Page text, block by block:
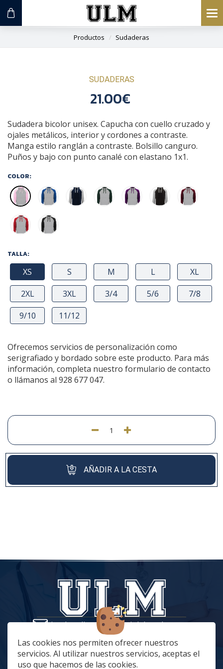
Las cookies nos permiten ofrecer nuestros
servicios. Al utilizar nuestros servicios, aceptas el
uso que hacemos de las cookies.
Productos Sudaderas
SUDADERAS
21.00€
Sudadera bicolor unisex. Capucha con cuello cruzado y
ojales metálicos, interior y cordones a contraste.
Manga estilo ranglán a contraste. Bolsillo canguro.
Puños y bajo con punto canalé con elastano 1x1.
COLOR:
TALLA:
XS S M L
XL
2XL
3XL 3/4 5/6
7/8
9/10
11/12
Ofrecemos servicios de personalización como
serigrafiado y bordado sobre este producto. Para más
información, completa nuestro formulario de contacto
o llámanos al 928 677 047.
AÑADIR A LA CESTA
tiendaonline@vestuariolaboralmc.com
928 67 70 47
lunes a Jueves: 8:00 a 16:00 | viernes: 8:00 a 15:00